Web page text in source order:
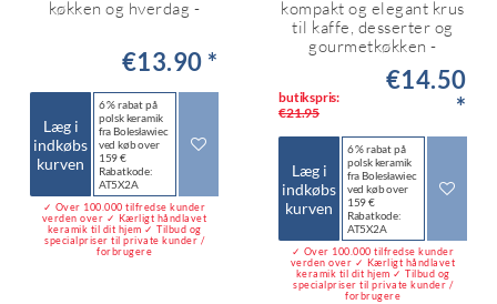
køkken og hverdag -
€13.90 *
Læg i
indkøbs
kurven
6 % rabat på
polsk keramik
fra Bolesławiec
ved køb over
159 €
Rabatkode:
AT5X2A
✓ Over 100.000 tilfredse kunder
verden over ✓ Kærligt håndlavet
keramik til dit hjem ✓ Tilbud og
specialpriser til private kunder /
forbrugere
kompakt og elegant krus
til kaffe, desserter og
gourmetkøkken -
butikspris:
€21.95
€14.50
*
Læg i
indkøbs
kurven
6 % rabat på
polsk keramik
fra Bolesławiec
ved køb over
159 €
Rabatkode:
AT5X2A
✓ Over 100.000 tilfredse kunder
verden over ✓ Kærligt håndlavet
keramik til dit hjem ✓ Tilbud og
specialpriser til private kunder /
forbrugere